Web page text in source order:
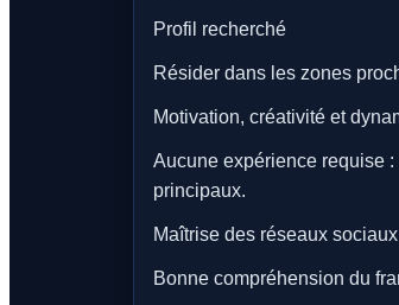
Profil recherché
Résider dans les zones
Motivation, créativité et
Aucune expérience requise :
principaux.
Maîtrise des réseaux
Bonne compréhension du